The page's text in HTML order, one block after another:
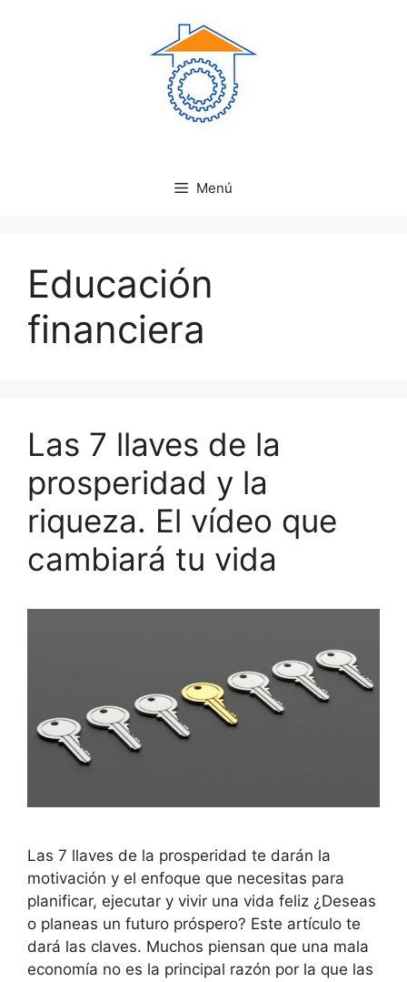
Menú
Educación
financiera
Las 7 llaves de la
prosperidad y la
riqueza. El vídeo que
cambiará tu vida
Las 7 llaves de la prosperidad te darán la
motivación y el enfoque que necesitas para
planificar, ejecutar y vivir una vida feliz ¿Deseas
o planeas un futuro próspero? Este artículo te
dará las claves. Muchos piensan que una mala
economía no es la principal razón por la que las